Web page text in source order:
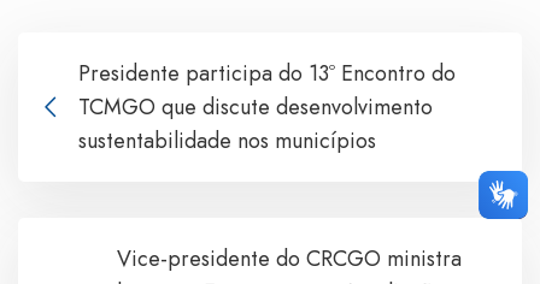
Presidente participa do 13º Encontro do
TCMGO que discute desenvolvimento
sustentabilidade nos municípios
Vice-presidente do CRCGO ministra